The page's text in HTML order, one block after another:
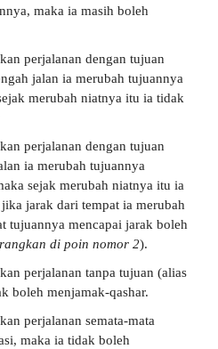
maka ia masih boleh
perjalanan dengan tujuan
jalan ia merubah tujuannya
merubah niatnya itu ia tidak
perjalanan dengan tujuan
ia merubah tujuannya
sejak merubah niatnya itu ia
jarak dari tempat ia merubah
tujuannya mencapai jarak boleh
di poin nomor 2).
perjalanan tanpa tujuan (alias
boleh menjamak-qashar.
perjalanan semata-mata
maka ia tidak boleh